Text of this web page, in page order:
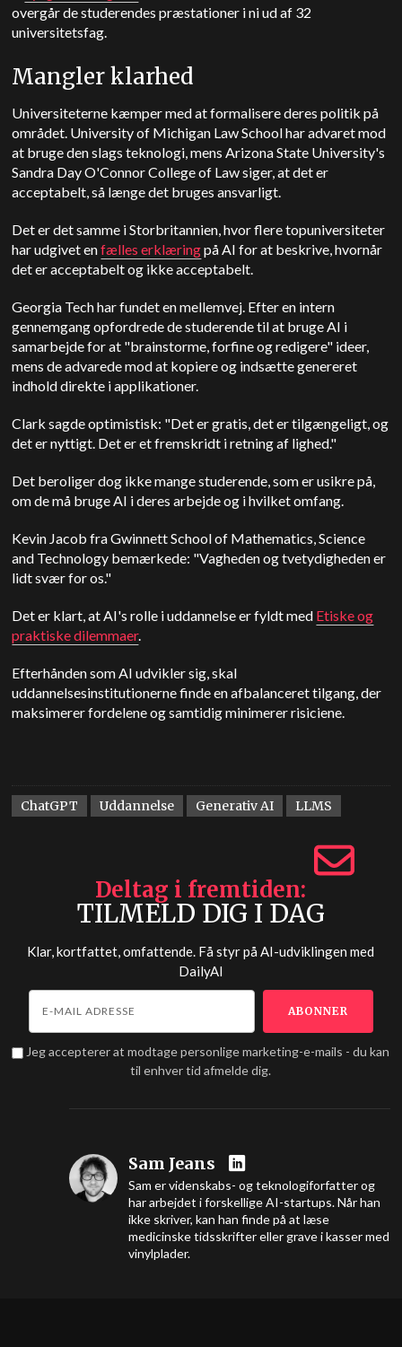
overgår de studerendes præstationer i ni ud af 32
universitetsfag.
Mangler klarhed
Universiteterne kæmper med at formalisere deres politik på
området. University of Michigan Law School har advaret mod
at bruge den slags teknologi, mens Arizona State University's
Sandra Day O'Connor College of Law siger, at det er
acceptabelt, så længe det bruges ansvarligt.
Det er det samme i Storbritannien, hvor flere topuniversiteter
har udgivet enfælles erklæringpå AI for at beskrive, hvornår
det er acceptabelt og ikke acceptabelt.
Georgia Tech har fundet en mellemvej. Efter en intern
gennemgang opfordrede de studerende til at bruge AI i
samarbejde for at "brainstorme, forfine og redigere" ideer,
mens de advarede mod at kopiere og indsætte genereret
indhold direkte i applikationer.
Clark sagde optimistisk: "Det er gratis, det er tilgængeligt, og
det er nyttigt. Det er et fremskridt i retning af lighed."
Det beroliger dog ikke mange studerende, som er usikre på,
om de må bruge AI i deres arbejde og i hvilket omfang.
Kevin Jacob fra Gwinnett School of Mathematics, Science
and Technology bemærkede: "Vagheden og tvetydigheden er
lidt svær for os."
Det er klart, at AI's rolle i uddannelse er fyldt med Etiske og
praktiske dilemmaer.
Efterhånden som AI udvikler sig, skal
uddannelsesinstitutionerne finde en afbalanceret tilgang, der
maksimerer fordelene og samtidig minimerer risiciene.
ChatGPT Uddannelse Generativ AI LLMS
Deltag i fremtiden
TILMELD DIG I DAG
Klar, kortfattet, omfattende. Få styr på AI-udviklingen med
DailyAI
Jeg accepterer at modtage personlige marketing-e-mails - du kan
til enhver tid afmelde dig.
Sam Jeans
Sam er videnskabs- og teknologiforfatter og
har arbejdet i forskellige AI-startups. Når han
ikke skriver, kan han finde på at læse
medicinske tidsskrifter eller grave i kasser med
vinylplader.